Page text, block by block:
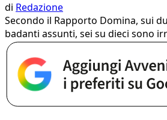
di Redazione
Secondo il Rapporto Domina, sui
badanti assunti, sei su dieci sono